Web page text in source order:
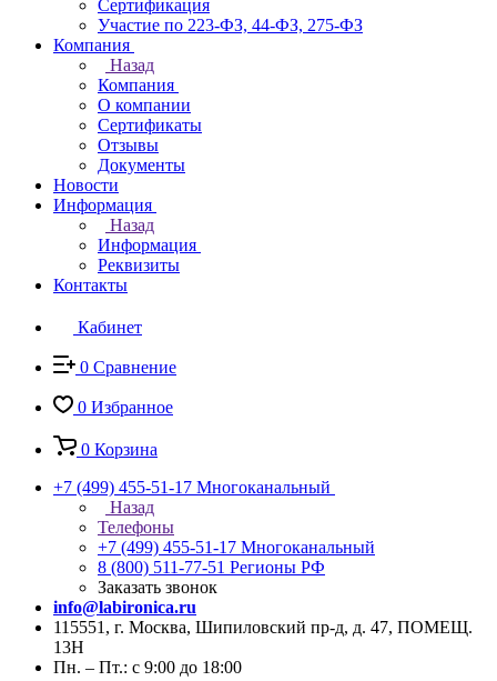
Сертификация
Участие по 223-ФЗ, 44-ФЗ, 275-ФЗ
Компания
Назад
Компания
О компании
Сертификаты
Отзывы
Документы
Новости
Информация
Назад
Информация
Реквизиты
Контакты
Кабинет
0 Сравнение
0 Избранное
0 Корзина
+7 (499) 455-51-17 Многоканальный
Назад
Телефоны
+7 (499) 455-51-17 Многоканальный
8 (800) 511-77-51 Регионы РФ
Заказать звонок
info@labironica.ru
115551, г. Москва, Шипиловский пр-д, д. 47, ПОМЕЩ.
13Н
Пн. – Пт.: с 9:00 до 18:00